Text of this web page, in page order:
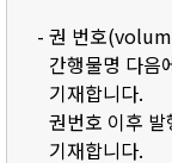
- 권 번호
간행물명 다
기재합니다.
권번호 이후
기재합니다.